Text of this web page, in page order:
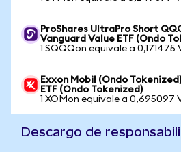
ProShares UltraPro Short
Vanguard Value ETF (Ondo
1 SQQQon equivale a 0,171475
Exxon Mobil (Ondo
ETF (Ondo Tokenized)
1 XOMon equivale a 0,695097
Descargo de